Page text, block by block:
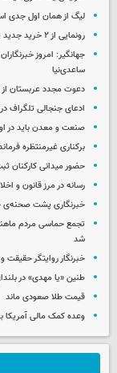
لیگ از همان اول جدی
رونمایی از ۲ خرید جدید پرسپولیس
جهانگیر: امروز
ساعدی‌نیا
دعوت مجدد عربستان
ادعای جنجالی تلگراف
صنعت و معدن باید در
برکناری غیرمنتظره
حضور میدانی کارکنان
رسانه در مرز قانون و
خبرنگاری پشت صحنه‌ی
تجمع حماسی مردم
شد
خبرنگار روایتگر
طنین «یا مهدی» در
قیمت طلا صعودی ماند
وعده کمک مالی آمریکا